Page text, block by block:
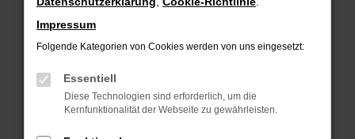
Laden andere Webseiten, zum Beispiel deine
Suchmaschine?
Prüfe deine Browsererweiterungen.
das Laden bestimmter Seiten verhindern.
Funktioniert die Seite in einem anderen Browser
oder in einem privaten Fenster?
Impressum
Folgende Kategorien von Cookies werden von uns eingesetzt:
Essentiell
Diese Technologien sind erforderlich, um die
Kernfunktionalität der Webseite zu gewährleisten.